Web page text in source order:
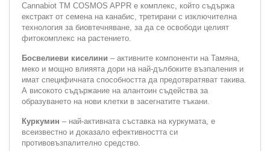
Cannabiot ТМ COSMOS APPR е комплекс, който съдържа
екстракт от семена на канабис, третирани с изключителна
технология за биовтечняване, за да се освободи целият
фитокомплекс на растението.
Босвелиеви киселини – активните компоненти на Тамяна,
меко и мощно влияята дори на най-дълбоките възпаления и
имат специфичната способността да предотвратяват такива.
А високото съдържание на алантоин съдейства за
образуването на нови клетки в засегнатите тъкани.
Куркумин – най-активната съставка на куркумата, е
всеизвестно и доказало ефективността си
противовъзпалително средство.